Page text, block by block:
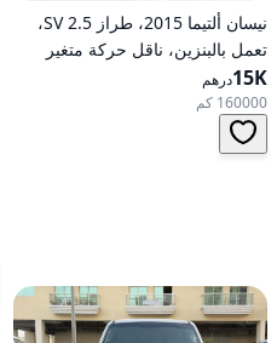
نيسان ألتيما 2015، طراز 2.5 SV،
تعمل بالبنزين، ناقل حركة متغير
مستمر (CVT)، دفع أمامي
15Kدرهم
160000 كم